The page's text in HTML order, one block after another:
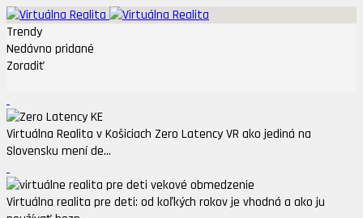
Trendy
Nedávno pridané
Zoradiť
Virtuálna Realita v Košiciach Zero Latency VR ako jediná na
Slovensku mení de...
Virtuálna realita pre deti: od koľkých rokov je vhodná a ako ju